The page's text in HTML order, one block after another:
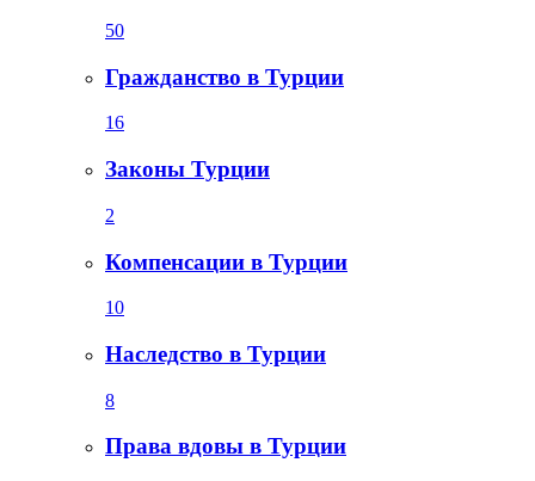
50
Гражданство в Турции
16
Законы Турции
2
Компенсации в Турции
10
Наследство в Турции
8
Права вдовы в Турции